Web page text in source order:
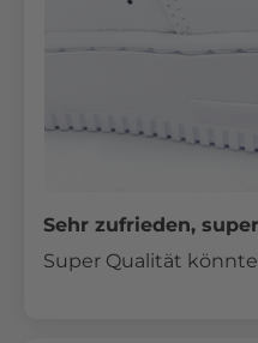
Sehr zufrieden,
Super Qualität